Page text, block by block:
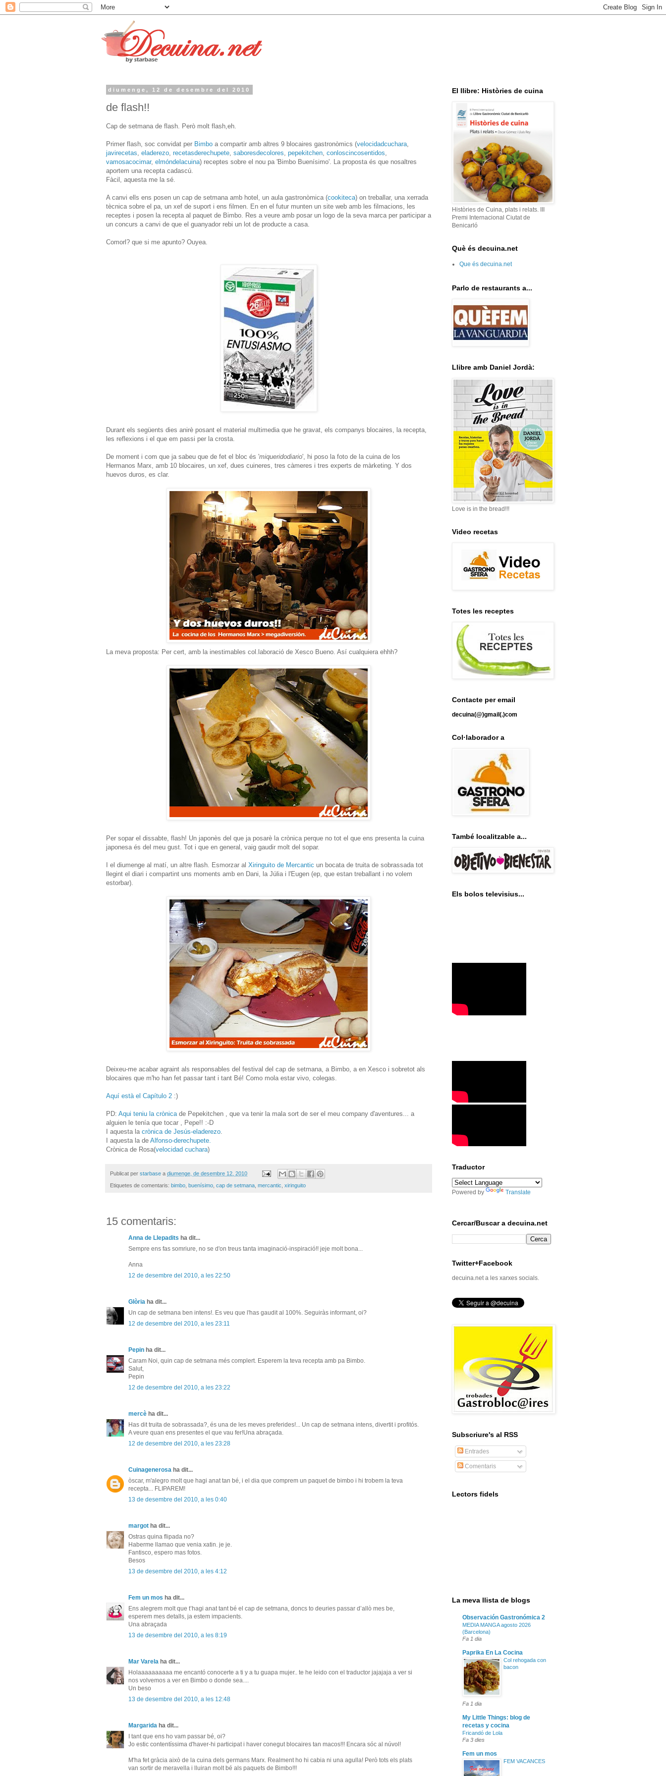
diumenge, 12 de desembre del 2010
de flash!!
Cap de setmana de flash. Però molt flash,eh.
Primer flash, soc convidat per Bimbo a compartir amb altres 9 blocaires gastronòmics (velocidadcuchara
javirecetas eladerezo recetasderechupete saboresdecolores pepekitchen conloscincosentidos
vamosacocimar, elmóndelacuina) receptes sobre el nou pa 'Bimbo Buenísimo'. La proposta és que nosaltres
aportem una recepta cadascú.
Fàcil, aquesta me la sé.
A canvi ells ens posen un cap de setmana amb hotel, un aula gastronòmica (cookiteca) on treballar, una xerrada
tècnica sobre el pa, un xef de suport i ens filmen. En en el futur munten un site web amb les filmacions, les
receptes i posen la recepta al paquet de Bimbo. Res a veure amb posar un logo de la seva marca per participar a
un concurs a canvi de que el guanyador rebi un lot de producte a casa.
Comorl? que si me apunto? Ouyea.
Durant els següents dies anirè posant el material multimedia que he gravat, els companys blocaires, la recepta,
les reflexions i el que em passi per la crosta.
De moment i com que ja sabeu que de fet el bloc és 'miqueridodiario', hi poso la foto de la cuina de los
Hermanos Marx, amb 10 blocaires, un xef, dues cuineres, tres càmeres i tres experts de màrketing. Y dos
huevos duros, es clar.
La meva proposta: Per cert, amb la inestimables col.laboració de Xesco Bueno. Así cualquiera ehhh?
Per sopar el dissabte, flash! Un japonès del que ja posarè la crònica perque no tot el que ens presenta la cuina
japonesa és del meu gust. Tot i que en general, vaig gaudir molt del sopar.
I el diumenge al matí, un altre flash. Esmorzar al Xiringuito de Mercantic un bocata de truita de sobrassada tot
llegint el diari i compartint uns moments amb en Dani, la Júlia i l'Eugen (ep, que estan treballant i no volem
estorbar).
Deixeu-me acabar agraint als responsables del festival del cap de setmana, a Bimbo, a en Xesco i sobretot als
blocaires que m'ho han fet passar tant i tant Bé! Como mola estar vivo, colegas.
Aquí està el Capítulo 2 :)
PD: Aqui teniu la crònica de Pepekitchen , que va tenir la mala sort de ser el meu company d'aventures... a
alguien le tenía que tocar , Pepe!! :-D
I aquesta la crònica de Jesús-eladerezo
I aquesta la de Alfonso-derechupete.
Crònica de Rosa(velocidad cuchara)
Publicat per starbase a diumenge, de desembre 12, 2010
Etiquetes de comentaris: bimbo buenísimo cap de setmana mercantic xiringuito
15 comentaris:
Anna de Llepadits ha dit...
Sempre ens fas somriure, no se d'on treus tanta imaginació-inspiració!! jeje molt bona...
Anna
12 de desembre del 2010, a les 22:50
Glòria ha dit...
Un cap de setmana ben intens!. Es veu que l'has gaudit al 100%. Seguiràs informant, oi?
12 de desembre del 2010, a les 23:11
Pepin ha dit...
Caram Noi, quin cap de setmana més complert. Esperem la teva recepta amb pa Bimbo.
Salut,
Pepin
12 de desembre del 2010, a les 23:22
mercè ha dit...
Has dit truita de sobrassada?, és una de les meves preferides!... Un cap de setmana intens, divertit i profitós.
A veure quan ens presentes el que vau fer!Una abraçada.
12 de desembre del 2010, a les 23:28
Cuinagenerosa ha dit...
òscar, m'alegro molt que hagi anat tan bé, i el dia que comprem un paquet de bimbo i hi trobem la teva
recepta... FLIPAREM!
13 de desembre del 2010, a les 0:40
margot ha dit...
Ostras quina flipada no?
Haberme llamao que venia xatin. je je.
Fantisco, espero mas fotos.
Besos
13 de desembre del 2010, a les 4:12
Fem un mos ha dit...
Ens alegrem molt que t’hagi anat tant bé el cap de setmana, doncs to deuries passar d’allò mes be,
esperem mes detalls, ja estem impacients.
Una abraçada
13 de desembre del 2010, a les 8:19
Mar Varela ha dit...
Holaaaaaaaaaa me encantó conocerte a ti y a tu guapa mujer.. te he leido con el traductor jajajaja a ver si
nos volvemos a ver en Bimbo o donde sea....
Un beso
13 de desembre del 2010, a les 12:48
Margarida ha dit...
I tant que ens ho vam passar bé, oi?
Jo estic contentíssima d'haver-hi participat i haver conegut blocaires tan macos!!! Encara sóc al núvol!
M'ha fet gràcia això de la cuina dels germans Marx. Realment ho hi cabia ni una agulla! Però tots els plats
van sortir de meravella i lluiran molt bé als paquets de Bimbo!!!
El llibre: Històries de cuina
Històries de Cuina, plats i relats. III
Premi Internacional Ciutat de
Benicarló
Què és decuina.net
Que és decuina.net
Parlo de restaurants a...
Llibre amb Daniel Jordà:
Love is in the bread!!!
Video recetas
Totes les receptes
Contacte per email
decuina(@)gmail(.)com
Col·laborador a
També localitzable a...
Els bolos televisius...
Traductor
Powered by Translate
Cercar/Buscar a decuina.net
Twitter+Facebook
decuina.net a les xarxes socials.
Subscriure's al RSS
Entrades
Comentaris
Lectors fidels
La meva llista de blogs
Observación Gastronómica 2
MEDIA MANGA agosto 2026
(Barcelona)
Fa 1 dia
Paprika En La Cocina
Col rehogada con
bacon
Fa 1 dia
My Little Things: blog de
recetas y cocina
Fricandó de Lola
Fa 3 dies
Fem un mos
FEM VACANCES